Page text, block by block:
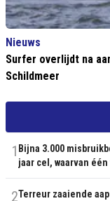
Nieuws
Surfer overlijdt na
Schildmeer
1 Bijna 3.000
jaar cel, waarvan
2Terreur zaaiende